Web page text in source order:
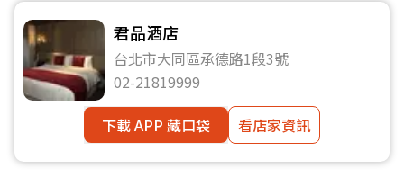
君品酒店
台北市大同區承德路1段3號
02-21819999
下載 APP 藏口袋
看店家資訊